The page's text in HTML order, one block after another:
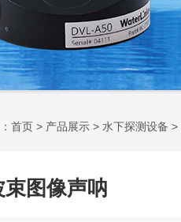
首页 > 产品展示 > 水下探测设备 >
束图像声呐